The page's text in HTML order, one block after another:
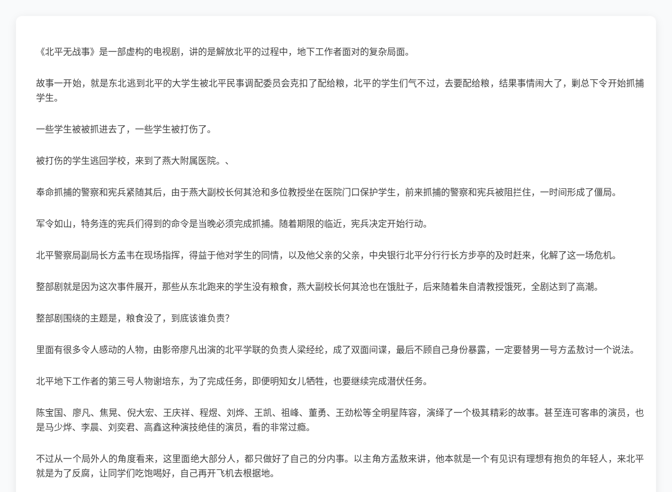
《北平无战事》是一部虚构的电视剧，讲的是解放北平的过程中，地下工作者面对的复杂局面。
故事一开始，就是东北逃到北平的大学生被北平民事调配委员会克扣了配给粮，北平的学生们气不过，去要配给粮，结果事情闹大了，剿总下令开始抓捕
学生。
一些学生被被抓进去了，一些学生被打伤了。
被打伤的学生逃回学校，来到了燕大附属医院。、
奉命抓捕的警察和宪兵紧随其后，由于燕大副校长何其沧和多位教授坐在医院门口保护学生，前来抓捕的警察和宪兵被阻拦住，一时间形成了僵局。
军令如山，特务连的宪兵们得到的命令是当晚必须完成抓捕。随着期限的临近，宪兵决定开始行动。
北平警察局副局长方孟韦在现场指挥，得益于他对学生的同情，以及他父亲的父亲，中央银行北平分行行长方步亭的及时赶来，化解了这一场危机。
整部剧就是因为这次事件展开，那些从东北跑来的学生没有粮食，燕大副校长何其沧也在饿肚子，后来随着朱自清教授饿死，全剧达到了高潮。
整部剧围绕的主题是，粮食没了，到底该谁负责？
里面有很多令人感动的人物，由影帝廖凡出演的北平学联的负责人梁经纶，成了双面间谍，最后不顾自己身份暴露，一定要替男一号方孟敖讨一个说法。
北平地下工作者的第三号人物谢培东，为了完成任务，即便明知女儿牺牲，也要继续完成潜伏任务。
陈宝国、廖凡、焦晃、倪大宏、王庆祥、程煜、刘烨、王凯、祖峰、董勇、王劲松等全明星阵容，演绎了一个极其精彩的故事。甚至连可客串的演员，也
是马少烨、李晨、刘奕君、高鑫这种演技绝佳的演员，看的非常过瘾。
不过从一个局外人的角度看来，这里面绝大部分人，都只做好了自己的分内事。以主角方孟敖来讲，他本就是一个有见识有理想有抱负的年轻人，来北平
就是为了反腐，让同学们吃饱喝好，自己再开飞机去根据地。